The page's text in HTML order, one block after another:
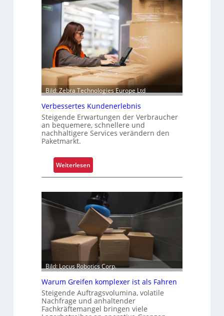
t
i
m
i
e
r
t
e
r
P
a
l
e
e
n
e
c
h
e
Bild: Zebra Technologies Europe Ltd
Verbessertes Kundenerlebnis
Steigende Erwartungen der Verbraucher
an bequemere, schnellere und
nachhaltigere Services verändern den
Paketmarkt.
Weiterlesen:
V
r
b
s
e
r
t
e
s
K
u
Bild: Locus Robotics Corp.
Warum Greifen komplexer ist als Fahren
Steigende Auftragsvolumina, volatile
Nachfrage und anhaltender
Fachkräftemangel bringen viele